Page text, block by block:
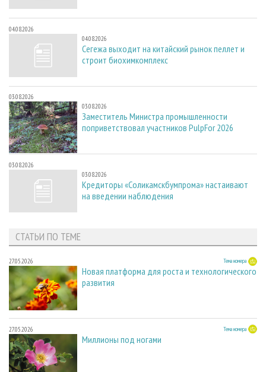
04.08.2026
04.08.2026
Сегежа выходит на китайский рынок пеллет и
строит биохимкомплекс
03.08.2026
03.08.2026
Заместитель Министра промышленности
поприветствовал участников PulpFor 2026
03.08.2026
03.08.2026
Кредиторы «Соликамскбумпрома» настаивают
на введении наблюдения
СТАТЬИ ПО ТЕМЕ
27.05.2026 Тема номера
Новая платформа для роста и технологического
развития
27.05.2026 Тема номера
Миллионы под ногами